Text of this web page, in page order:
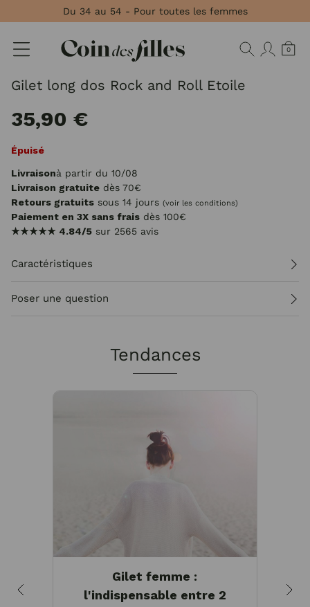
Du 34 au 54 - Pour toutes les femmes
0
Gilet long dos Rock and Roll Etoile
35,90 €
Épuisé
Livraisonà partir du 10/08
Livraison gratuite dès 70€
Retours gratuits sous 14 jours (voir les conditions)
Paiement en 3X sans frais dès 100€
★★★★★ 4.84/5 sur 2565 avis
Caractéristiques
Poser une question
Tendances
Gilet femme :
l'indispensable entre 2
Panneau de gestion des cookies